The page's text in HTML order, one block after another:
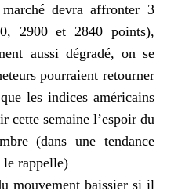
devra affronter 3
2900 et 2840 points),
aussi dégradé, on se
pourraient retourner
les indices américains
cette semaine l’espoir du
(dans une tendance
le rappelle)
mouvement baissier si il